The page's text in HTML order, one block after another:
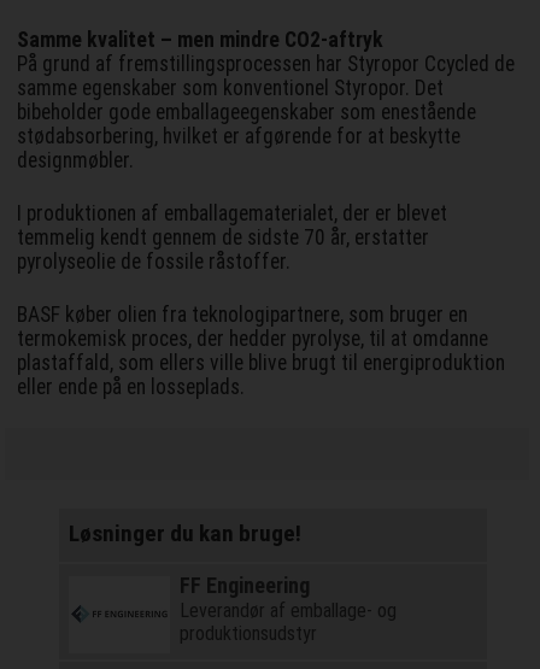
Samme kvalitet – men mindre CO2-aftryk
På grund af fremstillingsprocessen har Styropor Ccycled de
samme egenskaber som konventionel Styropor. Det
bibeholder gode emballageegenskaber som enestående
stødabsorbering, hvilket er afgørende for at beskytte
designmøbler.
I produktionen af emballagematerialet, der er blevet
temmelig kendt gennem de sidste 70 år, erstatter
pyrolyseolie de fossile råstoffer.
BASF køber olien fra teknologipartnere, som bruger en
termokemisk proces, der hedder pyrolyse, til at omdanne
plastaffald, som ellers ville blive brugt til energiproduktion
eller ende på en losseplads.
Løsninger du kan bruge!
FF Engineering
Leverandør af emballage- og
produktionsudstyr